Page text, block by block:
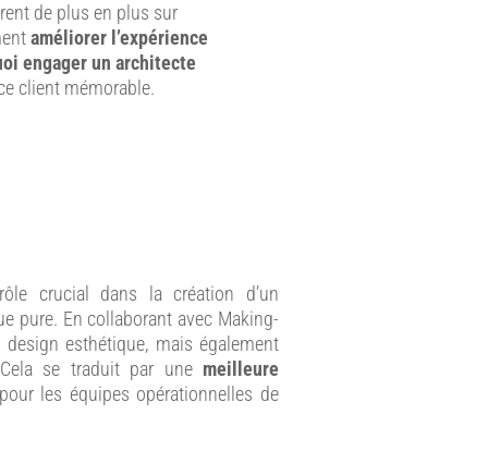
de plus en plus sur
améliorer l’expérience
engager un architecte
client mémorable.
crucial dans la création d’un
pure. En collaborant avec Making-
esthétique, mais également
se traduit par une meilleure
les équipes opérationnelles de